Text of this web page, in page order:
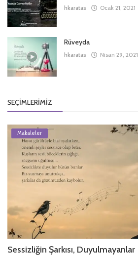
hkaratas Ocak 21, 2021
Rüveyda
hkaratas Nisan 29, 2021
SEÇIMLERIMIZ
Makaleler
Sessizliğin Şarkısı, Duyulmayanlar